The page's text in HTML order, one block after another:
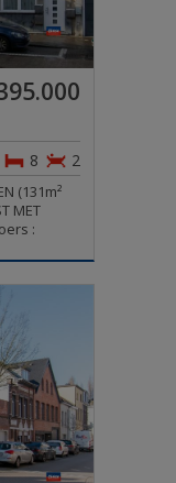
2
8
(131m²
MET
: